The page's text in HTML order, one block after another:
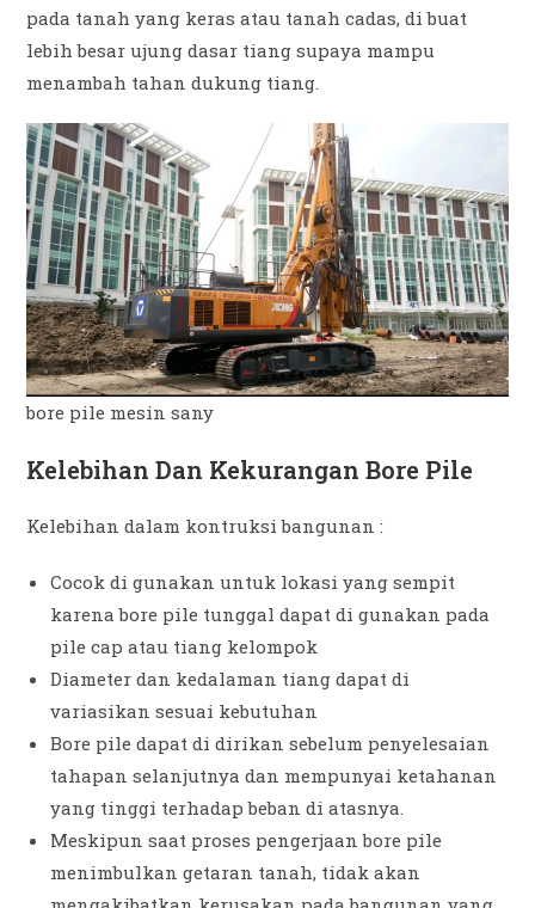
pada tanah yang keras atau tanah cadas, di buat
lebih besar ujung dasar tiang supaya mampu
menambah tahan dukung tiang.
bore pile mesin sany
Kelebihan Dan Kekurangan Bore Pile
Kelebihan dalam kontruksi bangunan :
Cocok di gunakan untuk lokasi yang sempit
karena bore pile tunggal dapat di gunakan pada
pile cap atau tiang kelompok
Diameter dan kedalaman tiang dapat di
variasikan sesuai kebutuhan
Bore pile dapat di dirikan sebelum penyelesaian
tahapan selanjutnya dan mempunyai ketahanan
yang tinggi terhadap beban di atasnya.
Meskipun saat proses pengerjaan bore pile
menimbulkan getaran tanah, tidak akan